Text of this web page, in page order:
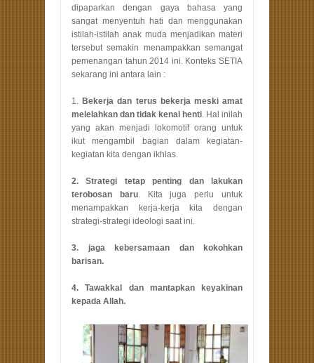
dipaparkan dengan gaya bahasa yang
sangat menyentuh hati dan menggunakan
istilah-istilah anak muda menjadikan materi
tersebut semakin menampakkan semangat
pemenangan tahun 2014 ini. Konteks SETIA
sekarang ini antara lain :
1. Bekerja dan terus bekerja meski amat
melelahkan dan tidak kenal henti. Hal inilah
yang akan menjadi lokomotif orang untuk
ikut mengambil bagian dalam kegiatan-
kegiatan kita dengan ikhlas.
2. Strategi tetap penting dan lakukan
terobosan baru. Kita juga perlu untuk
menampakkan kerja-kerja kita dengan
strategi-strategi ideologi saat ini.
3. jaga kebersamaan dan kokohkan
barisan.
4. Tawakkal dan mantapkan keyakinan
kepada Allah.